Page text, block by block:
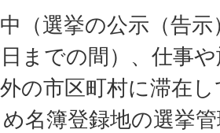
（選挙の公示（告
までの間）、仕事
の市区町村に滞在
名簿登録地の選挙